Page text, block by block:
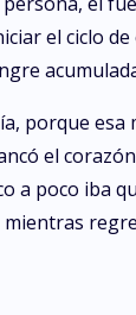
el ciclo de
porque esa
el
a poco iba